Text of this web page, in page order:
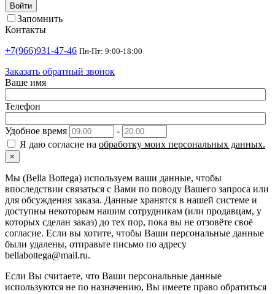
Войти
Запомнить
Контакты
+7(966)931-47-46 Пн-Пт: 9:00-18:00
Заказать обратный звонок
Ваше имя
Телефон
Удобное время
-
Я даю согласие на обработку моих персональных данных.
×
Мы (Bella Bottega) используем ваши данные, чтобы
впоследствии связаться с Вами по поводу Вашего запроса или
для обсуждения заказа. Данные хранятся в нашей системе и
доступны некоторым нашим сотрудникам (или продавцам, у
которых сделан заказ) до тех пор, пока вы не отзовёте своё
согласие. Если вы хотите, чтобы Ваши персональные данные
были удалены, отправьте письмо по адресу
bellabottega@mail.ru.
Если Вы считаете, что Ваши персональные данные
используются не по назначению, Вы имеете право обратиться